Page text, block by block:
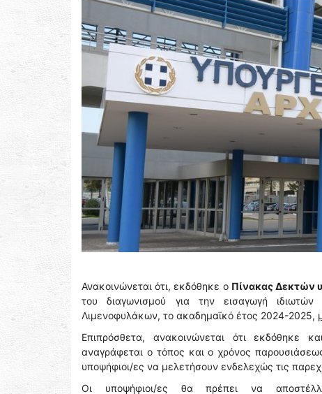
Ανακοινώνεται ότι, εκδόθηκε ο Πίνακας Δεκτών
του διαγωνισμού για την εισαγωγή
Λιμενοφυλάκων, το ακαδημαϊκό έτος 2024-2025,
Επιπρόσθετα, ανακοινώνεται ότι εκδόθηκε
αναγράφεται ο τόπος και ο χρόνος
υποψήφιοι/ες να μελετήσουν ενδελεχώς τις
Οι υποψήφιοι/ες θα πρέπει να